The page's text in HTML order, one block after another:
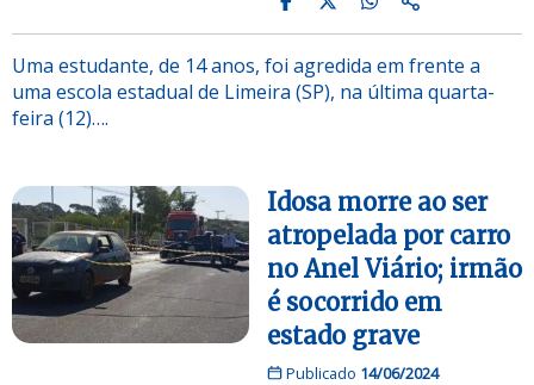
Uma estudante, de 14 anos, foi agredida em frente a
uma escola estadual de Limeira (SP), na última quarta-
feira (12)….
Idosa morre ao ser
atropelada por carro
no Anel Viário; irmão
é socorrido em
estado grave
Publicado 14/06/2024